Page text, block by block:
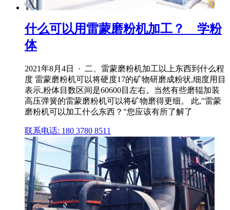
什么可以用雷蒙磨粉机加工？ _ 学粉
体
2021年8月4日 · 二、雷蒙磨粉机加工以上东西到什么程
度 雷蒙磨粉机可以将硬度17的矿物研磨成粉状,细度用目
表示,粉体目数区间是60600目左右。当然有些磨辊加装
高压弹簧的雷蒙磨粉机可以将矿物磨得更细。 此,"雷蒙
磨粉机可以加工什么东西？"您应该有所了解了
联系电话: 180 3780 8511